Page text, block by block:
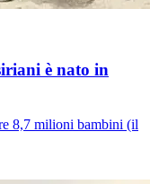
è nato in
8,7 milioni bambini (il